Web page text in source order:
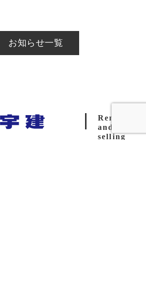
お知らせ一覧
Rental
and
selling